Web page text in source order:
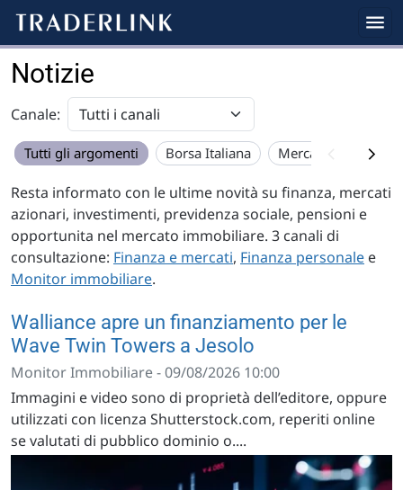
Notizie
Canale:
Tutti gli argomenti Borsa Italiana Mercato USA
Resta informato con le ultime novità su finanza, mercati
azionari, investimenti, previdenza sociale, pensioni e
opportunita nel mercato immobiliare. 3 canali di
consultazione: Finanza e mercati, Finanza personale e
Monitor immobiliare.
Walliance apre un finanziamento per le
Wave Twin Towers a Jesolo
Monitor Immobiliare - 09/08/2026 10:00
Immagini e video sono di proprietà dell’editore, oppure
utilizzati con licenza Shutterstock.com, reperiti online
se valutati di pubblico dominio o....